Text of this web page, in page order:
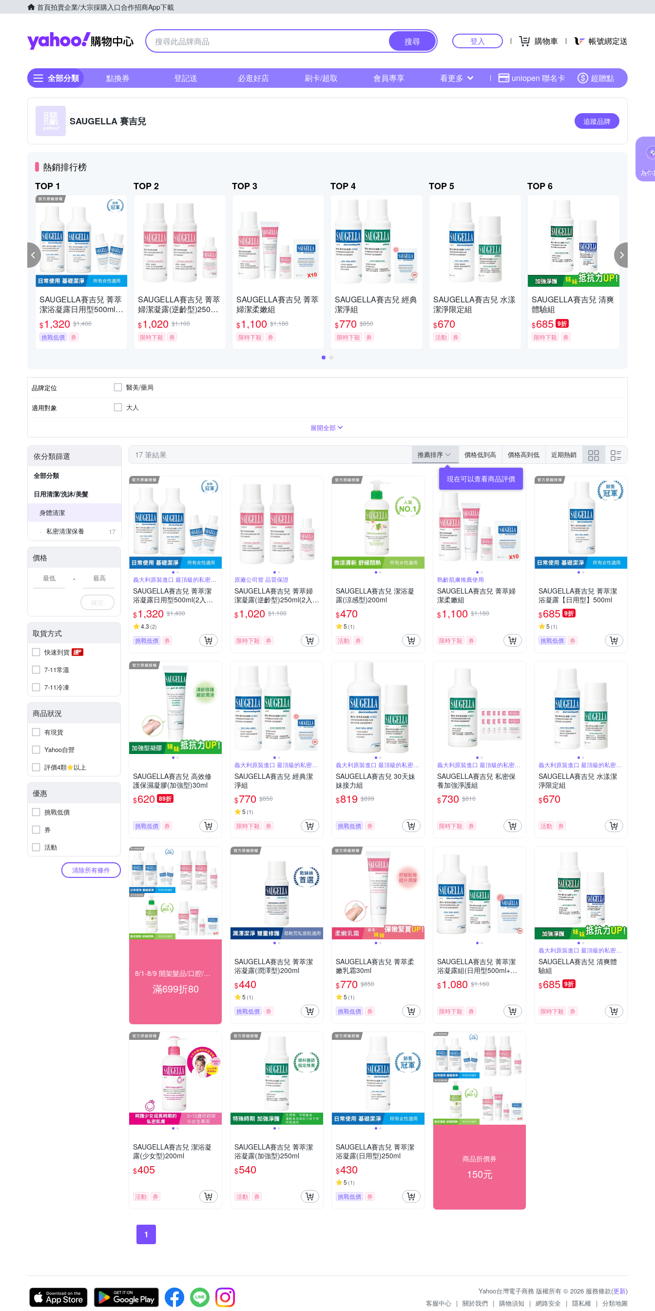
首頁拍賣企業/大宗採購入口合作招商App下載
Yahoo購物中心
搜尋 登入 購物車 帳號綁定送
全部分類 點換券 登記送 必逛好店 刷卡/超取 會員專享 看更多 uniopen 聯名卡 超贈點
SAUGELLA 賽吉兒 追蹤品牌
熱銷排行榜
TOP 1
SAUGELLA賽吉兒 菁萃
潔浴凝露日用型500ml(2
入特惠組)
$1,320 $1,400
挑戰低價
券
TOP 2
SAUGELLA賽吉兒 菁萃
婦潔凝露(逆齡型)250ml
(2入組)
$1,020 $1,100
限時下殺
券
TOP 3
SAUGELLA賽吉兒 菁萃
婦潔柔嫩組
$1,100 $1,180
限時下殺
券
TOP 4
SAUGELLA賽吉兒 經典
潔淨組
$770 $850
限時下殺
券
TOP 5
SAUGELLA賽吉兒 水漾
潔淨限定組
$670
活動 券
TOP 6
SAUGELLA賽吉兒 清爽
體驗組
$685 9折
限時下殺 券
品牌定位 醫美/藥局
適用對象 大人
依商品外包裝標示
展開全部
依分類篩選
全部分類
日用清潔/洗沐/美髮
身體清潔
私密清潔保養
17
價格
-
確定
取貨方式
快速到貨
7-11常溫
7-11冷凍
商品狀況
有現貨
Yahoo自營
評價4顆
以上
優惠
挑戰低價
券
活動
清除所有條件
17 筆結果 推薦排序 價格低到高 價格高到低 近期熱銷
義大利原裝進口 最頂級的私密品
牌
SAUGELLA賽吉兒 菁萃潔
浴凝露日用型500ml(2入特
惠組)
$1,320 $1,400
4.3 (2)
挑戰低價 券
原廠公司貨 品質保證
SAUGELLA賽吉兒 菁萃婦
潔凝露(逆齡型)250ml(2入
組)
$1,020 $1,100
限時下殺 券
SAUGELLA賽吉兒 潔浴凝
露(涼感型)200ml
$470
5 (1)
活動 券
熟齡肌膚推薦使用
SAUGELLA賽吉兒 菁萃婦
潔柔嫩組
$1,100 $1,180
限時下殺 券
SAUGELLA賽吉兒 菁萃潔
浴凝露【日用型】500ml
$685 9折
5 (1)
挑戰低價 券
SAUGELLA賽吉兒 高效修
護保濕凝膠(加強型)30ml
$620 89折
挑戰低價 券
義大利原裝進口 最頂級的私密品
牌
SAUGELLA賽吉兒 經典潔
淨組
$770 $850
5 (1)
限時下殺 券
義大利原裝進口 最頂級的私密品
牌
SAUGELLA賽吉兒 30天妹
妹接力組
$819 $899
挑戰低價 券
義大利原裝進口 最頂級的私密品
牌
SAUGELLA賽吉兒 私密保
養加強淨護組
$730 $810
限時下殺 券
義大利原裝進口 最頂級的私密品
牌
SAUGELLA賽吉兒 水漾潔
淨限定組
$670
活動 券
8/1-8/9 開架髮品/口腔/洗沐★滿699折80
滿699折80
SAUGELLA賽吉兒 菁萃潔
浴凝露(潤澤型)200ml
$440
5 (1)
挑戰低價 券
SAUGELLA賽吉兒 菁萃柔
嫩乳霜30ml
$770 $850
5 (1)
挑戰低價 券
SAUGELLA賽吉兒 菁萃潔
浴凝露組(日用型500ml+加
強型250ml)
$1,080 $1,160
限時下殺 券
義大利原裝進口 最頂級的私密品
牌
SAUGELLA賽吉兒 清爽體
驗組
$685 9折
限時下殺 券
SAUGELLA賽吉兒 潔浴凝
露(少女型)200ml
$405
活動 券
SAUGELLA賽吉兒 菁萃潔
浴凝露(加強型)250ml
$540
活動 券
SAUGELLA賽吉兒 菁萃潔
浴凝露(日用型)250ml
$430
5 (1)
挑戰低價 券
商品折價券
150元
1
Yahoo台灣電子商務 版權所有 © 2026 服務條款(更新)
客服中心 | 關於我們 | 購物須知 | 網路安全 | 隱私權 | 分類地圖